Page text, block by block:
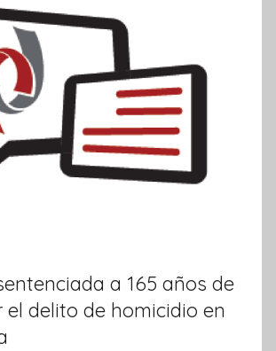
i
v
a
a 165 años de
el delito de homicidio en